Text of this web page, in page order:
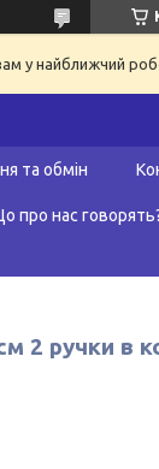
у найближчий
та обмін
про нас
2 ручки в